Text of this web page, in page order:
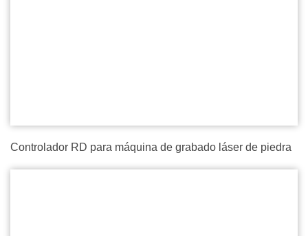
Controlador RD para máquina de grabado láser de piedra